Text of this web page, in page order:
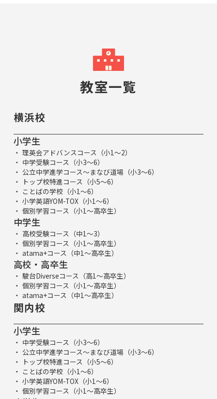
教室一覧
横浜校
小学生
理英会アドバンスコース（小1～2）
中学受験コース（小3～6）
公立中学進学コース～まなび道場（小3～6）
トップ校特進コース（小5～6）
ことばの学校（小1～6）
小学英語YOM-TOX（小1～6）
個別学習コース（小1～高卒生）
中学生
高校受験コース（中1～3）
個別学習コース（小1～高卒生）
atama+コース（中1～高卒生）
高校・高卒生
駿台Diverseコース（高1～高卒生）
個別学習コース（小1～高卒生）
atama+コース（中1～高卒生）
関内校
小学生
中学受験コース（小3～6）
公立中学進学コース～まなび道場（小3～6）
トップ校特進コース（小5～6）
ことばの学校（小1～6）
小学英語YOM-TOX（小1～6）
個別学習コース（小1～高卒生）